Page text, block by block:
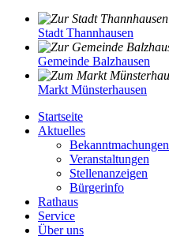
Stadt Thannhausen
Gemeinde Balzhausen
Markt Münsterhausen
Startseite
Aktuelles
Bekanntmachungen
Veranstaltungen
Stellenanzeigen
Bürgerinfo
Rathaus
Service
Über uns